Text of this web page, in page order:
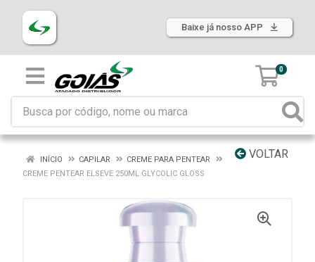
Baixe já nosso APP
0
VOLTAR
INÍCIO CAPILAR
CREME PARA PENTEAR
CREME PENTEAR ELSEVE 250ML GLYCOLIC GLOSS